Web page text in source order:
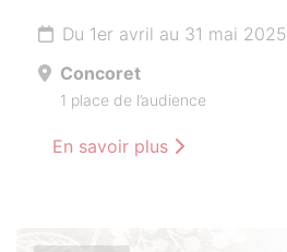
Du 1er avril au 31 mai 2025
Concoret
1 place de l’audience
En savoir plus